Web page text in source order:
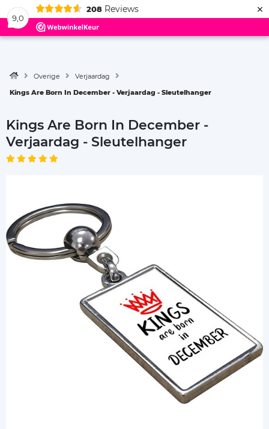
9,0
208 Reviews ×
Menu
Overige
Verjaardag
Kings Are Born In December - Verjaardag - Sleutelhanger
Kings Are Born In December -
Verjaardag - Sleutelhanger